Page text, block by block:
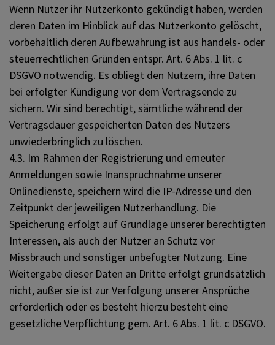
Wenn Nutzer ihr Nutzerkonto gekündigt haben, werden
deren Daten im Hinblick auf das Nutzerkonto gelöscht,
vorbehaltlich deren Aufbewahrung ist aus handels- oder
steuerrechtlichen Gründen entspr. Art. 6 Abs. 1 lit. c
DSGVO notwendig. Es obliegt den Nutzern, ihre Daten
bei erfolgter Kündigung vor dem Vertragsende zu
sichern. Wir sind berechtigt, sämtliche während der
Vertragsdauer gespeicherten Daten des Nutzers
unwiederbringlich zu löschen.
4.3. Im Rahmen der Registrierung und erneuter
Anmeldungen sowie Inanspruchnahme unserer
Onlinedienste, speichern wird die IP-Adresse und den
Zeitpunkt der jeweiligen Nutzerhandlung. Die
Speicherung erfolgt auf Grundlage unserer berechtigten
Interessen, als auch der Nutzer an Schutz vor
Missbrauch und sonstiger unbefugter Nutzung. Eine
Weitergabe dieser Daten an Dritte erfolgt grundsätzlich
nicht, außer sie ist zur Verfolgung unserer Ansprüche
erforderlich oder es besteht hierzu besteht eine
gesetzliche Verpflichtung gem. Art. 6 Abs. 1 lit. c DSGVO.